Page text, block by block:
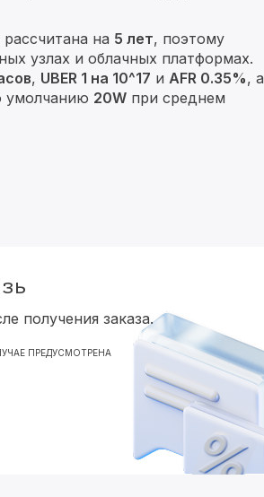
на 5 лет, поэтому
узлах и облачных платформах.
, UBER 1 на 10^17 и AFR 0.35%, а
умолчанию 20W при среднем
получения заказа.
ПРЕДУСМОТРЕНА